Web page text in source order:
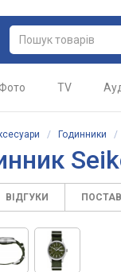
Фото TV
/ Годинники /
ВІДГУКИ